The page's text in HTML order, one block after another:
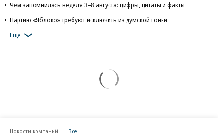
Чем запомнилась неделя 3–8 августа: цифры, цитаты и факты
Партию «Яблоко» требуют исключить из думской гонки
Еще
Новости компаний Все